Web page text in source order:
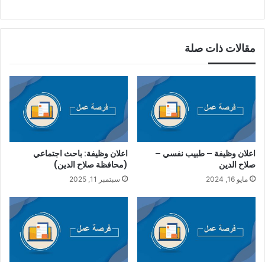
مقالات ذات صلة
اعلان وظيفة – طبيب نفسي –
صلاح الدين
مايو 16, 2024
اعلان وظيفة: باحث اجتماعي
(محافظة صلاح الدين)
سبتمبر 11, 2025